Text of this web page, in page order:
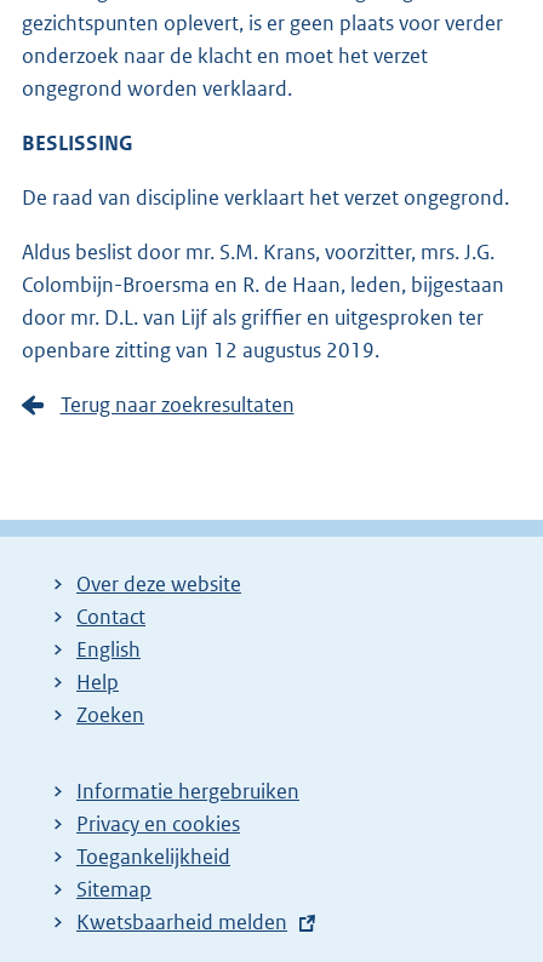
gezichtspunten oplevert, is er geen plaats voor verder
onderzoek naar de klacht en moet het verzet
ongegrond worden verklaard.
BESLISSING
De raad van discipline verklaart het verzet ongegrond.
Aldus beslist door mr. S.M. Krans, voorzitter, mrs. J.G.
Colombijn-Broersma en R. de Haan, leden, bijgestaan
door mr. D.L. van Lijf als griffier en uitgesproken ter
openbare zitting van 12 augustus 2019.
Terug naar zoekresultaten
Over deze website
Contact
English
Help
Zoeken
Informatie hergebruiken
Privacy en cookies
Toegankelijkheid
Sitemap
E
Kwetsbaarheid melden